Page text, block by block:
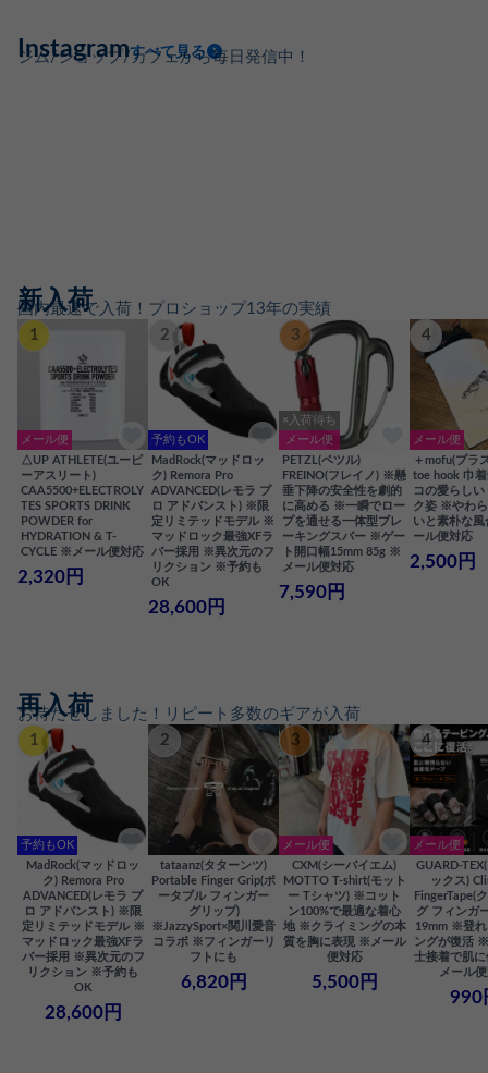
ジム/ショップ/カフェから毎日発信中！
Instagramすべて見る
国内最速で入荷！プロショップ13年の実績
新入荷
1
メール便
△UP ATHLETE(ユーピ
ーアスリート)
CAA5500+ELECTROLY
TES SPORTS DRINK
POWDER for
HYDRATION & T-
CYCLE ※メール便対応
2,320円
2
予約もOK
MadRock(マッドロッ
ク) Remora Pro
ADVANCED(レモラ プ
ロ アドバンスト) ※限
定リミテッドモデル ※
マッドロック最強XFラ
バー採用 ※異次元のフ
リクション ※予約も
OK
28,600円
3
×入荷待ち
メール便
PETZL(ペツル)
FREINO(フレイノ) ※懸
垂下降の安全性を劇的
に高める ※一瞬でロー
プを通せる一体型ブレ
ーキングスパー ※ゲー
ト開口幅15mm 85g ※
メール便対応
7,590円
4
メール便
＋mofu(プラ
toe hook 巾
コの愛らし
ク姿 ※やわ
いと素朴な
ール便対応
2,500円
お待たせしました！リピート多数のギアが入荷
再入荷
1
予約もOK
MadRock(マッドロッ
ク) Remora Pro
ADVANCED(レモラ プ
ロ アドバンスト) ※限
定リミテッドモデル ※
マッドロック最強XFラ
バー採用 ※異次元のフ
リクション ※予約も
OK
28,600円
2
tataanz(タターンツ)
Portable Finger Grip(ポ
ータブル フィンガー
グリップ)
※JazzySport×関川愛音
コラボ ※フィンガーリ
フトにも
6,820円
3
メール便
CXM(シーバイエム)
MOTTO T-shirt(モット
ー Tシャツ) ※コット
ン100%で最適な着心
地 ※クライミングの本
質を胸に表現 ※メール
便対応
5,500円
4
メール便
GUARD-
ックス)
FingerTape(
グ フィンガ
19mm ※登れ
ングが復活
士接着で肌
メール
990